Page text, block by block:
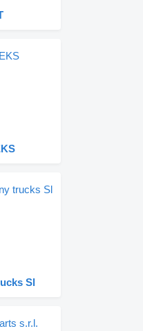
Sl